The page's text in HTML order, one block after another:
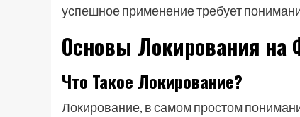
успешное применение требует
Основы Локирования на
Что Такое Локирование?
Локирование, в самом простом